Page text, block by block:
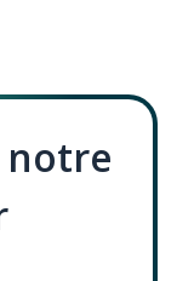
notre